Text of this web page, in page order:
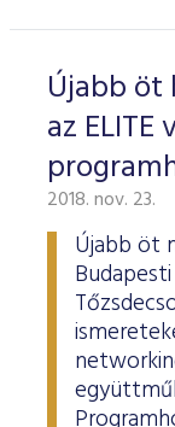
Újabb öt
az
2018. nov. 23.
Újabb öt